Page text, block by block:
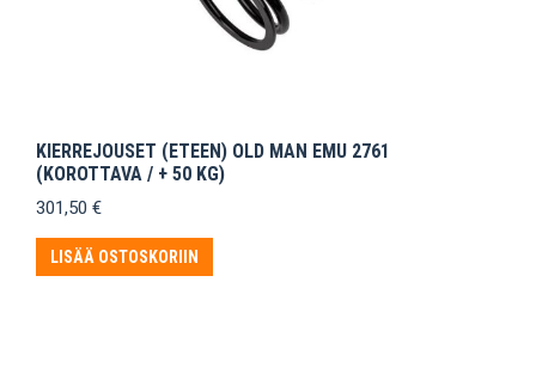
KIERREJOUSET (ETEEN) OLD MAN EMU 2761
(KOROTTAVA / + 50 KG)
301,50 €
LISÄÄ OSTOSKORIIN